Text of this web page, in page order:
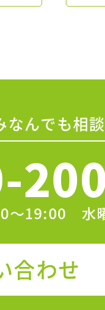
なんでも相
〜19:00 水
合わせ